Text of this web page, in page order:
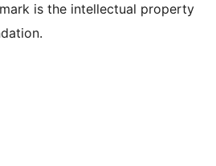
is the intellectual property